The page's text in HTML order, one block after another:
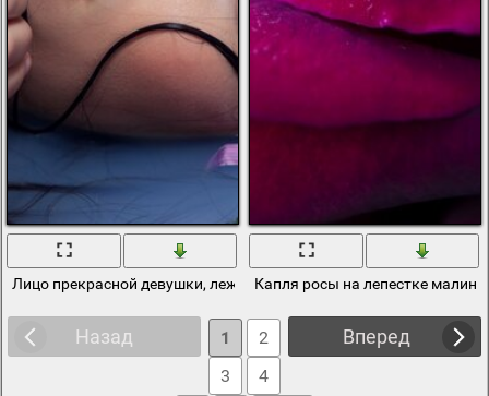
Лицо прекрасной девушки, лежащей в воде с лепестками
Капля росы на лепестке
Назад Вперед
1
2
3
4